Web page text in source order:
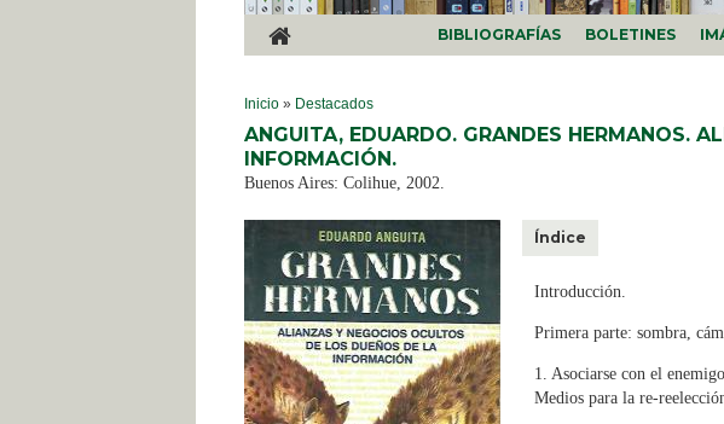
BIBLIOGRAFÍAS BOLETINES
SE ENCUENTRA USTED AQUÍ
Inicio » Destacados
ANGUITA, EDUARDO. GRANDES HERMANOS.
INFORMACIÓN.
Buenos Aires: Colihue, 2002.
Índice
Introducción.
Primera parte: sombra,
1. Asociarse con el
Medios para la re-